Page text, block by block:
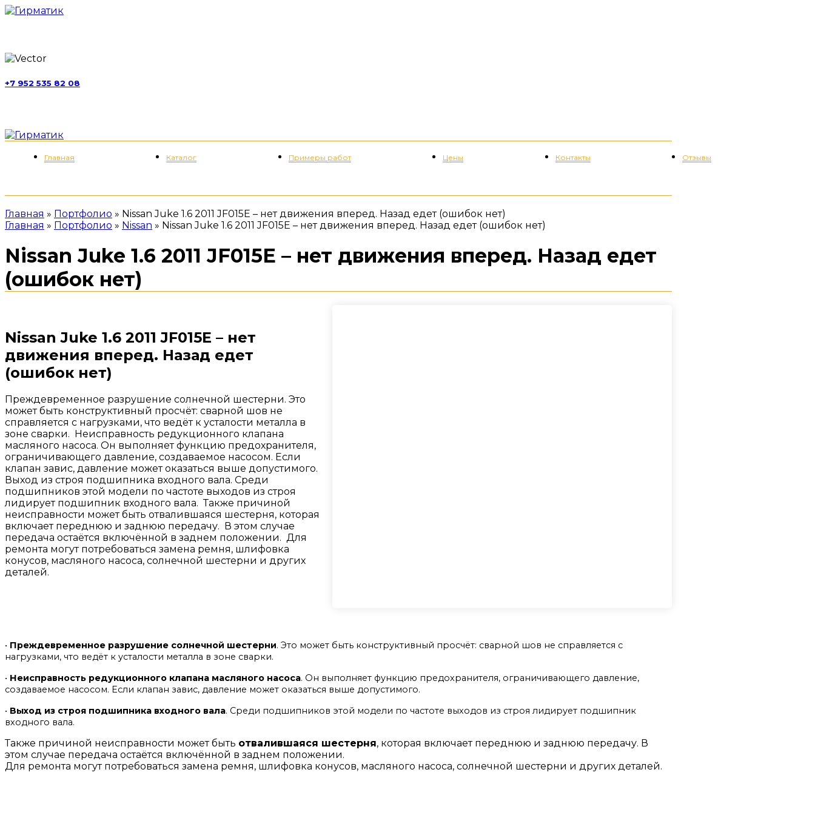
+7 952 535 82 08
Главная Каталог Примеры работ Цены Контакты Отзывы
Главная » Портфолио » Nissan Juke 1.6 2011 JF015E – нет движения вперед. Назад едет (ошибок нет)
Главная » Портфолио » Nissan » Nissan Juke 1.6 2011 JF015E – нет движения вперед. Назад едет (ошибок нет)
Nissan Juke 1.6 2011 JF015E – нет движения вперед. Назад едет
(ошибок нет)
Nissan Juke 1.6 2011 JF015E – нет
движения вперед. Назад едет
(ошибок нет)
Преждевременное разрушение солнечной шестерни. Это
может быть конструктивный просчёт: сварной шов не
справляется с нагрузками, что ведёт к усталости металла в
зоне сварки. Неисправность редукционного клапана
масляного насоса. Он выполняет функцию предохранителя,
ограничивающего давление, создаваемое насосом. Если
клапан завис, давление может оказаться выше допустимого.
Выход из строя подшипника входного вала. Среди
подшипников этой модели по частоте выходов из строя
лидирует подшипник входного вала. Также причиной
неисправности может быть отвалившаяся шестерня, которая
включает переднюю и заднюю передачу. В этом случае
передача остаётся включённой в заднем положении. Для
ремонта могут потребоваться замена ремня, шлифовка
конусов, масляного насоса, солнечной шестерни и других
деталей.
• Преждевременное разрушение солнечной шестерни. Это может быть конструктивный просчёт: сварной шов не справляется с
нагрузками, что ведёт к усталости металла в зоне сварки.
• Неисправность редукционного клапана масляного насоса. Он выполняет функцию предохранителя, ограничивающего давление,
создаваемое насосом. Если клапан завис, давление может оказаться выше допустимого.
• Выход из строя подшипника входного вала. Среди подшипников этой модели по частоте выходов из строя лидирует подшипник
входного вала.
Также причиной неисправности может быть отвалившаяся шестерня, которая включает переднюю и заднюю передачу. В
этом случае передача остаётся включённой в заднем положении.
Для ремонта могут потребоваться замена ремня, шлифовка конусов, масляного насоса, солнечной шестерни и других деталей.